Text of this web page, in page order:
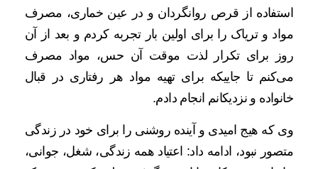
استفاده از قرص روانگردان و در عین خماری، مصرف
مواد و تریاک را برای اولین بار تجربه کردم و بعد از آن
روز برای تکرار لذت موقت آن حس، مواد مصرف
می‌کنم تا جاییکه برای تهیه مواد هر رفتاری در قبال
خانواده و نزدیکانم انجام دادم.
وی که هیج امیدی و آینده روشنی را برای خود در زندگی
متصور نبود، ادامه داد: اعتیاد همه زندگی، شغل، جوانی،